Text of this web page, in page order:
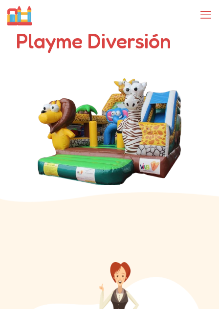
Playme Diversión